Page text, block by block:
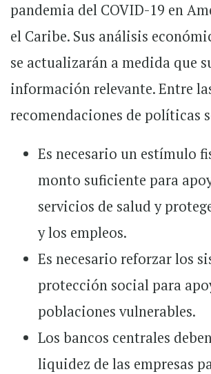
pandemia del COVID-19 en
el Caribe. Sus análisis
se actualizarán a medida que
información relevante. Entre
recomendaciones de políticas
Es necesario un estímulo
monto suficiente para
servicios de salud y
y los empleos.
Es necesario reforzar los
protección social para
poblaciones vulnerables.
Los bancos centrales
liquidez de las empresas